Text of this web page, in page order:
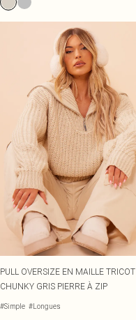
PULL OVERSIZE EN MAILLE TRICOT
CHUNKY GRIS PIERRE À ZIP
#Simple #Longues